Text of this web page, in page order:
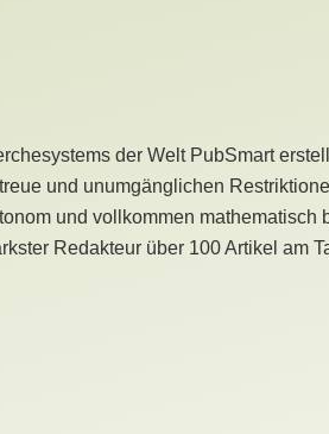
der Welt PubSmart
und unumgänglichen
und vollkommen mathematisch
Redakteur über 100 Artikel am